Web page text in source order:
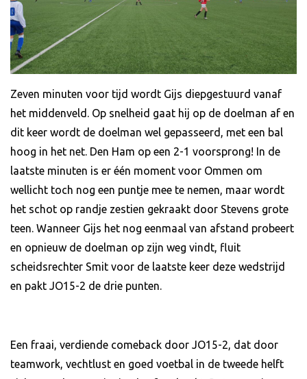
Zeven minuten voor tijd wordt Gijs diepgestuurd vanaf
het middenveld. Op snelheid gaat hij op de doelman af en
dit keer wordt de doelman wel gepasseerd, met een bal
hoog in het net. Den Ham op een 2-1 voorsprong! In de
laatste minuten is er één moment voor Ommen om
wellicht toch nog een puntje mee te nemen, maar wordt
het schot op randje zestien gekraakt door Stevens grote
teen. Wanneer Gijs het nog eenmaal van afstand probeert
en opnieuw de doelman op zijn weg vindt, fluit
scheidsrechter Smit voor de laatste keer deze wedstrijd
en pakt JO15-2 de drie punten.
Een fraai, verdiende comeback door JO15-2, dat door
teamwork, vechtlust en goed voetbal in de tweede helft